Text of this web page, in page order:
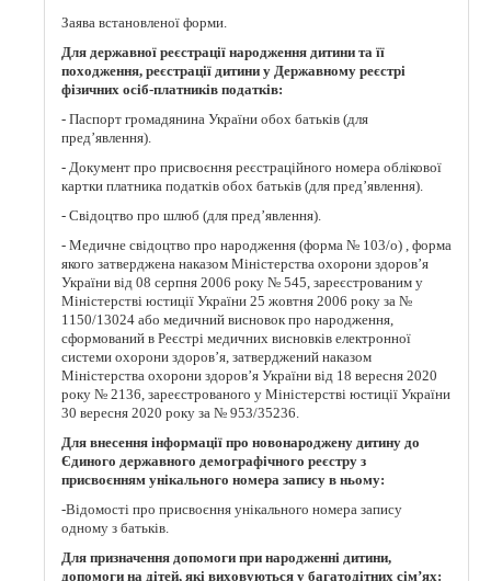
Заява встановленої форми.
Для державної реєстрації народження дитини та її
походження, реєстрації дитини у Державному реєстрі
фізичних осіб-платників податків:
- Паспорт громадянина України обох батьків (для
пред’явлення).
- Документ про присвоєння реєстраційного номера облікової
картки платника податків обох батьків (для пред’явлення).
- Свідоцтво про шлюб (для пред’явлення).
- Медичне свідоцтво про народження (форма № 103/о) , форма
якого затверджена наказом Міністерства охорони здоров’я
України від 08 серпня 2006 року № 545, зареєстрованим у
Міністерстві юстиції України 25 жовтня 2006 року за №
1150/13024 або медичний висновок про народження,
сформований в Реєстрі медичних висновків електронної
системи охорони здоров’я, затверджений наказом
Міністерства охорони здоров’я України від 18 вересня 2020
року № 2136, зареєстрованого у Міністерстві юстиції України
30 вересня 2020 року за № 953/35236.
Для внесення інформації про новонароджену дитину до
Єдиного державного демографічного реєстру з
присвоєнням унікального номера запису в ньому:
-Відомості про присвоєння унікального номера запису
одному з батьків.
Для призначення допомоги при народженні дитини,
допомоги на дітей, які виховуються у багатодітних сім’ях: